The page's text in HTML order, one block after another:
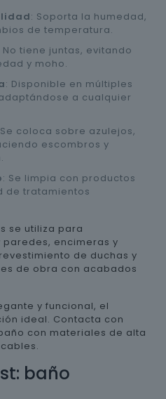
: Soporta la humedad,
de temperatura.
No tiene juntas, evitando
y moho.
: Disponible en múltiples
a cualquier
coloca sobre azulejos,
escombros y
: Se limpia con productos
de tratamientos
se utiliza para
encimeras y
de duchas y
de obra con acabados
y funcional, el
ideal. Contacta con
con materiales de alta
baño